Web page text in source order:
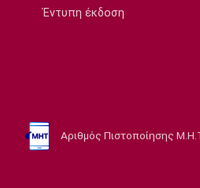
Ολυμπιακός: Μέχρι τη
ΟΦΗ
14:40
Έντυπη έκδοση
Αριθμός Πιστοποίησης